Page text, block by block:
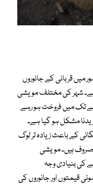
قربانی کے جانوروں
ہے۔ شہر کی مختلف مویشی
بکرے 2 لاکھ 50 ہزار روپے تک میں فروخت ہو رہے
مشکل ہو گیا ہے۔
کے باعث زیادہ تر لوگ
ہیں۔ مویشی
کی بنیادی وجہ
قیمتوں اور جانوروں کی